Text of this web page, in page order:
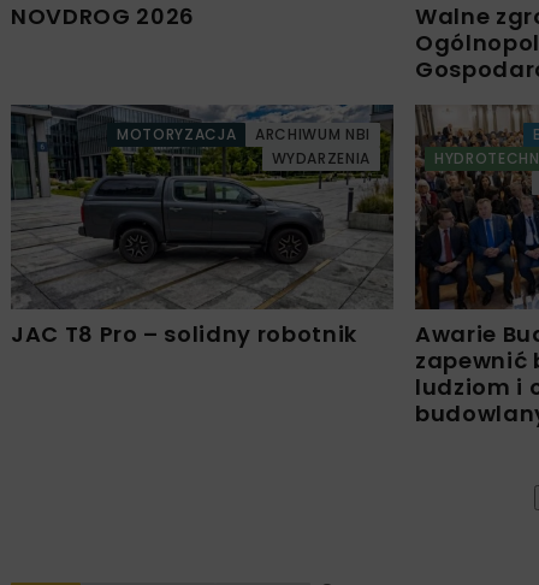
NOVDROG 2026
Walne
MOTORYZACJA
ARCHIWUM NBI
WYDARZENIA
JAC T8 Pro – solidny robotnik
Awarie
zapewnić
ludziom i